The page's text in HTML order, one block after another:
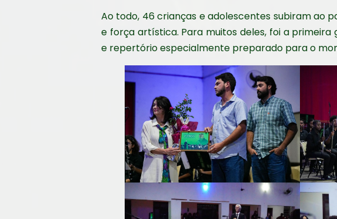
Ao todo, 46 crianças e adolescentes subiram ao
e força artística. Para muitos deles, foi a
e repertório especialmente preparado para o